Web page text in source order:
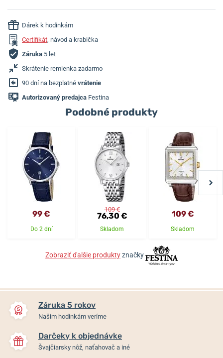
Dárek k hodinkám
Certifikát, návod a krabička
Záruka 5 let
Skrátenie remienka zadarmo
90 dní na bezplatné vrátenie
Autorizovaný predajca Festina
Podobné produkty
99 €
Do 2 dní
109 €
76,30 €
Skladom
109 €
Skladom
Zobraziť ďalšie produktyznačky
Záruka 5 rokov
Našim hodinkám veríme
Darčeky k objednávke
Švajčiarsky nôž, naťahovač a iné